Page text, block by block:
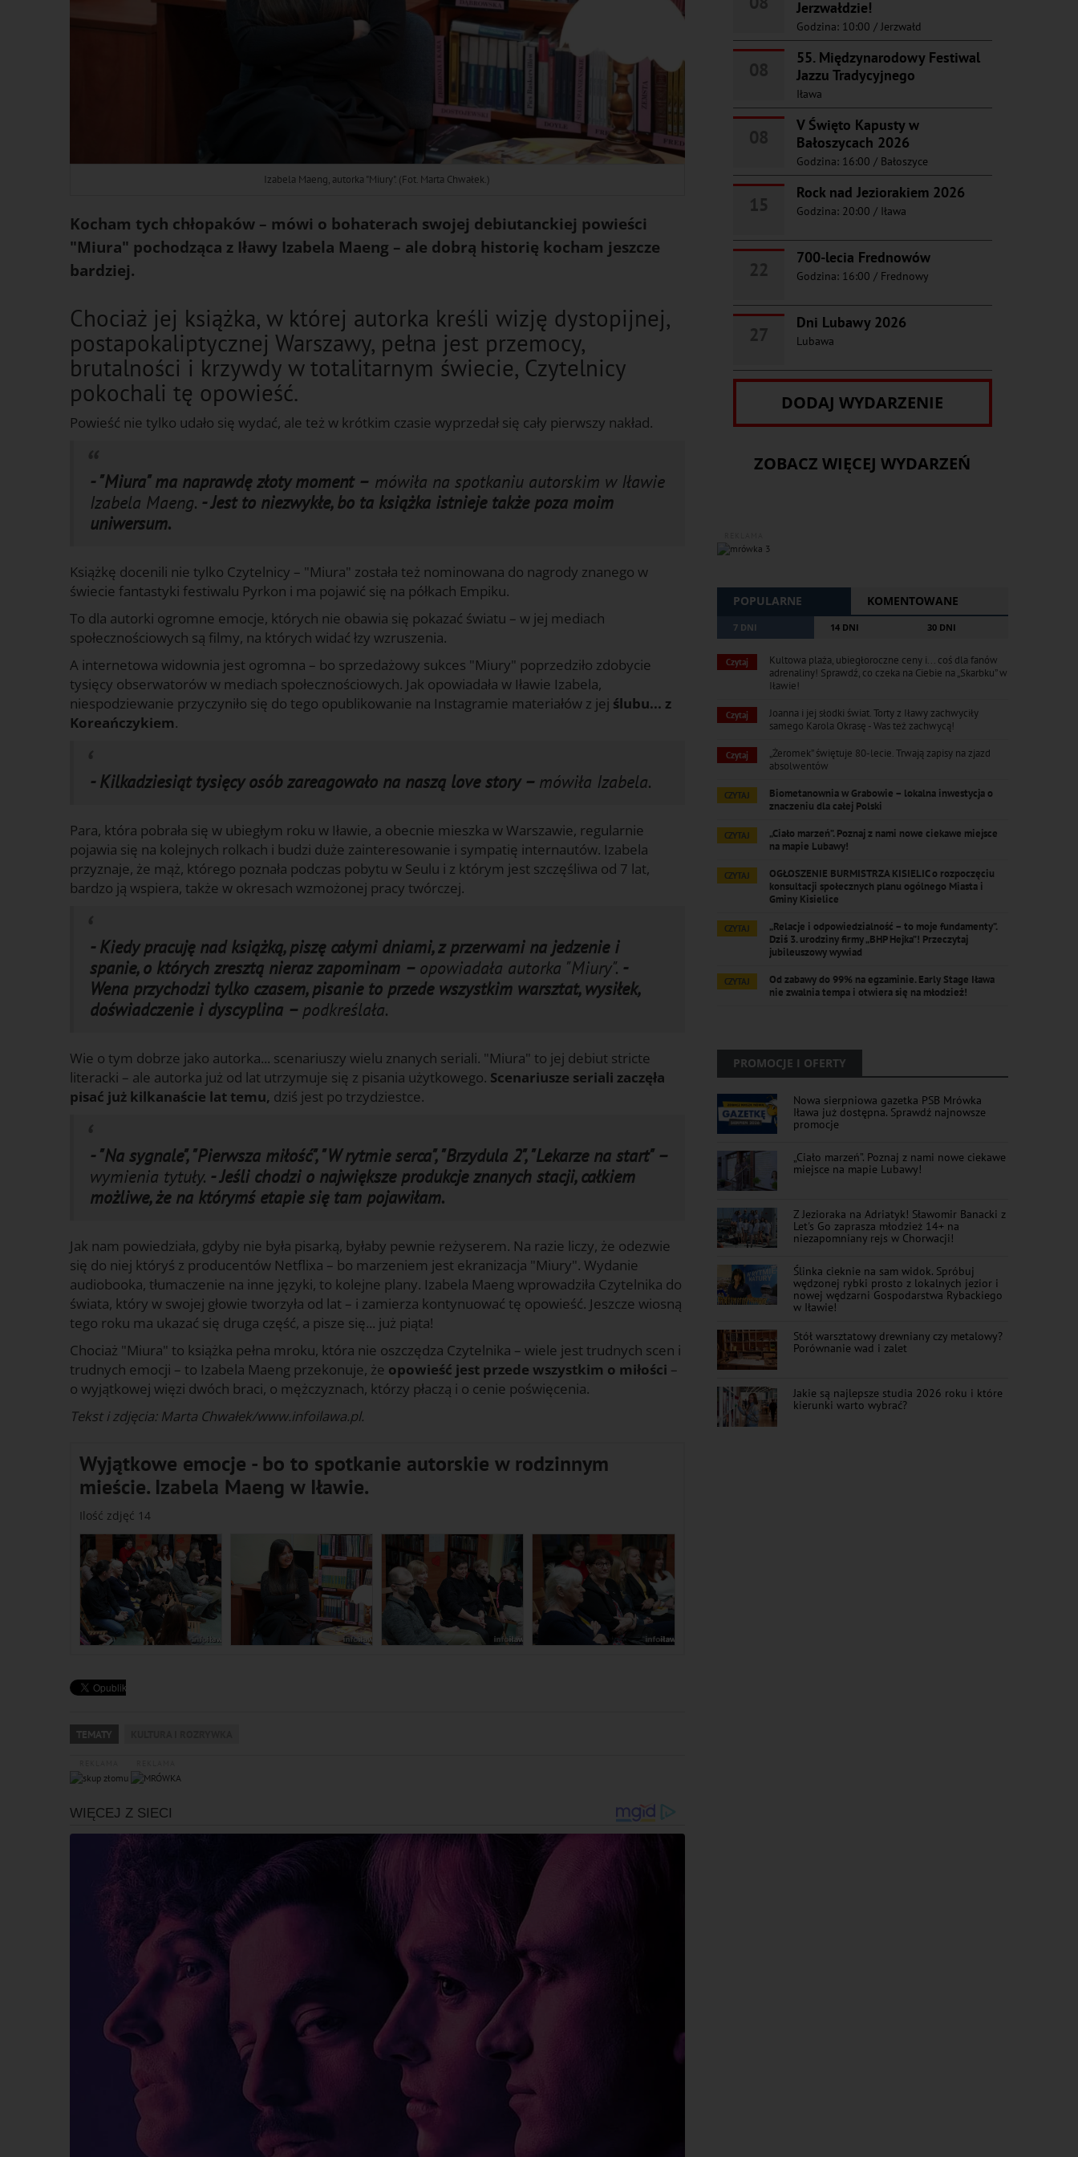
Izabela Maeng, autorka "Miury". (Fot. Marta Chwałek.)
Kocham tych chłopaków – mówi o bohaterach swojej debiutanckiej powieści
"Miura" pochodząca z Iławy Izabela Maeng – ale dobrą historię kocham jeszcze
bardziej.
Chociaż jej książka, w której autorka kreśli wizję dystopijnej,
postapokaliptycznej Warszawy, pełna jest przemocy,
brutalności i krzywdy w totalitarnym świecie, Czytelnicy
pokochali tę opowieść.
Powieść nie tylko udało się wydać, ale też w krótkim czasie wyprzedał się cały pierwszy nakład.
- "Miura" ma naprawdę złoty moment – mówiła na spotkaniu autorskim w Iławie
Izabela Maeng. - Jest to niezwykłe, bo ta książka istnieje także poza moim
uniwersum.
Książkę docenili nie tylko Czytelnicy – "Miura" została też nominowana do nagrody znanego w
świecie fantastyki festiwalu Pyrkon i ma pojawić się na półkach Empiku.
To dla autorki ogromne emocje, których nie obawia się pokazać światu – w jej mediach
społecznościowych są filmy, na których widać łzy wzruszenia.
A internetowa widownia jest ogromna – bo sprzedażowy sukces "Miury" poprzedziło zdobycie
tysięcy obserwatorów w mediach społecznościowych. Jak opowiadała w Iławie Izabela,
niespodziewanie przyczyniło się do tego opublikowanie na Instagramie materiałów z jej ślubu... z
Koreańczykiem.
- Kilkadziesiąt tysięcy osób zareagowało na naszą love story – mówiła Izabela.
Para, która pobrała się w ubiegłym roku w Iławie, a obecnie mieszka w Warszawie, regularnie
pojawia się na kolejnych rolkach i budzi duże zainteresowanie i sympatię internautów. Izabela
przyznaje, że mąż, którego poznała podczas pobytu w Seulu i z którym jest szczęśliwa od 7 lat,
bardzo ją wspiera, także w okresach wzmożonej pracy twórczej.
- Kiedy pracuję nad książką, piszę całymi dniami, z przerwami na jedzenie i
spanie, o których zresztą nieraz zapominam – opowiadała autorka "Miury". -
Wena przychodzi tylko czasem, pisanie to przede wszystkim warsztat, wysiłek,
doświadczenie i dyscyplina – podkreślała.
Wie o tym dobrze jako autorka... scenariuszy wielu znanych seriali. "Miura" to jej debiut stricte
literacki – ale autorka już od lat utrzymuje się z pisania użytkowego. Scenariusze seriali zaczęła
pisać już kilkanaście lat temu, dziś jest po trzydziestce.
- "Na sygnale", "Pierwsza miłość", "W rytmie serca", "Brzydula 2", "Lekarze na start" –
wymienia tytuły. - Jeśli chodzi o największe produkcje znanych stacji, całkiem
możliwe, że na którymś etapie się tam pojawiłam.
Jak nam powiedziała, gdyby nie była pisarką, byłaby pewnie reżyserem. Na razie liczy, że odezwie
się do niej któryś z producentów Netflixa – bo marzeniem jest ekranizacja "Miury". Wydanie
audiobooka, tłumaczenie na inne języki, to kolejne plany. Izabela Maeng wprowadziła Czytelnika do
świata, który w swojej głowie tworzyła od lat – i zamierza kontynuować tę opowieść. Jeszcze wiosną
tego roku ma ukazać się druga część, a pisze się... już piąta!
Chociaż "Miura" to książka pełna mroku, która nie oszczędza Czytelnika – wiele jest trudnych scen i
trudnych emocji – to Izabela Maeng przekonuje, że opowieść jest przede wszystkim o miłości –
o wyjątkowej więzi dwóch braci, o mężczyznach, którzy płaczą i o cenie poświęcenia.
Tekst i zdjęcia: Marta Chwałek/www.infoilawa.pl.
Wyjątkowe emocje - bo to spotkanie autorskie w rodzinnym
mieście. Izabela Maeng w Iławie.
Ilość zdjęć 14
TEMATY
Jerzwałdzie!
Godzina: 10:00 / Jerzwałd
55. Międzynarodowy Festiwal
Jazzu Tradycyjnego
Iława
V Święto Kapusty w
Bałoszycach 2026
Godzina: 16:00 / Bałoszyce
Rock nad Jeziorakiem 2026
Godzina: 20:00 / Iława
700-lecia Frednowów
Godzina: 16:00 / Frednowy
Dni Lubawy 2026
Lubawa
DODAJ WYDARZENIE
ZOBACZ WIĘCEJ WYDARZEŃ
POPULARNE KOMENTOWANE
7 DNI 14 DNI 30 DNI
Czytaj
Kultowa plaża, ubiegłoroczne ceny i... coś dla fanów
adrenaliny! Sprawdź, co czeka na Ciebie na „Skarbku” w
Iławie!
Czytaj
Joanna i jej słodki świat. Torty z Iławy zachwyciły
samego Karola Okrasę - Was też zachwycą!
Czytaj
„Żeromek” świętuje 80-lecie. Trwają zapisy na zjazd
absolwentów
CZYTAJ
Biometanownia w Grabowie – lokalna inwestycja o
znaczeniu dla całej Polski
CZYTAJ
„Ciało marzeń”. Poznaj z nami nowe ciekawe miejsce
na mapie Lubawy!
CZYTAJ
OGŁOSZENIE BURMISTRZA KISIELIC o rozpoczęciu
konsultacji społecznych planu ogólnego Miasta i
Gminy Kisielice
CZYTAJ
„Relacje i odpowiedzialność – to moje fundamenty”.
Dziś 3. urodziny firmy „BHP Hejka”! Przeczytaj
jubileuszowy wywiad
CZYTAJ
Od zabawy do 99% na egzaminie. Early Stage Iława
nie zwalnia tempa i otwiera się na młodzież!
PROMOCJE I OFERTY
Nowa sierpniowa gazetka PSB Mrówka
Iława już dostępna. Sprawdź najnowsze
promocje
„Ciało marzeń”. Poznaj z nami nowe ciekawe
miejsce na mapie Lubawy!
Z Jezioraka na Adriatyk! Sławomir Banacki z
Let's Go zaprasza młodzież 14+ na
niezapomniany rejs w Chorwacji!
Ślinka cieknie na sam widok. Spróbuj
wędzonej rybki prosto z lokalnych jezior i
nowej wędzarni Gospodarstwa Rybackiego
w Iławie!
Stół warsztatowy drewniany czy metalowy?
Porównanie wad i zalet
Jakie są najlepsze studia 2026 roku i które
kierunki warto wybrać?